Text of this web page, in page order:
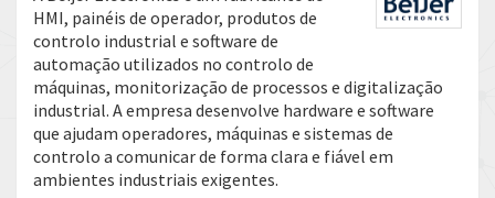
HMI, painéis de operador, produtos de
controlo industrial e software de
automação utilizados no controlo de
máquinas, monitorização de processos e digitalização
industrial. A empresa desenvolve hardware e software
que ajudam operadores, máquinas e sistemas de
controlo a comunicar de forma clara e fiável em
ambientes industriais exigentes.